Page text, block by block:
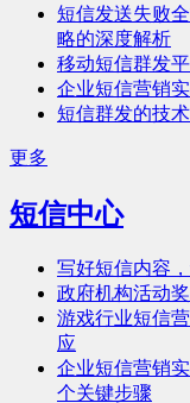
短信发送失败
略的深度解析
移动短信群发
企业短信营销
短信群发的技
更多
短信中心
写好短信内容
政府机构活动
游戏行业短信
应
企业短信营销
个关键步骤